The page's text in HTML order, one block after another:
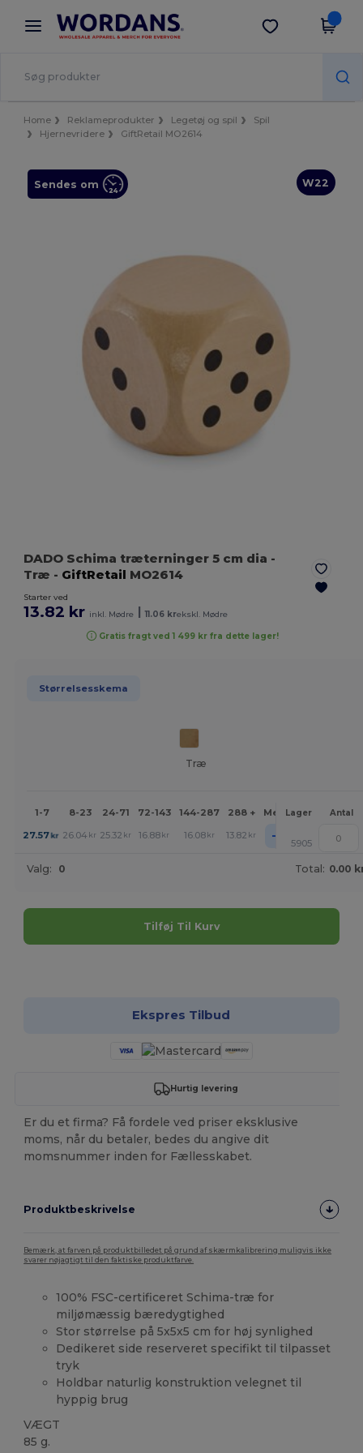
× Wordans-app
Bedre priser i appen!
Hent app
Home Reklameprodukter Legetøj og spil
Spil
Hjernevridere
GiftRetail MO2614
W22
Sendes om
DADO Schima træterninger 5 cm dia -
Træ - GiftRetail MO2614
Starter ved
13.82 kr inkl. Mødre 11.06 krekskl. Mødre
Gratis fragt ved 1 499 kr fra dette lager!
Størrelsesskema
Træ
1-7 8-23 24-71 72-143 144-287 288 + MereLager Antal
27.57kr 26.04 kr 25.32 kr 16.88 kr 16.08 kr 13.82 kr + 5905
Valg: 0 Total: 0.00
Tilføj Til Kurv
Ekspres Tilbud
Hurtig levering
Er du et firma? Få fordele ved priser eksklusive
moms, når du betaler, bedes du angive dit
momsnummer inden for Fællesskabet.
Produktbeskrivelse
Bemærk, at farven på produktbilledet på grund af skærmkalibrering muligvis ikke
svarer nøjagtigt til den faktiske produktfarve.
100% FSC-certificeret Schima-træ for
miljømæssig bæredygtighed
Stor størrelse på 5x5x5 cm for høj synlighed
Dedikeret side reserveret specifikt til tilpasset
tryk
Holdbar naturlig konstruktion velegnet til
hyppig brug
VÆGT
85 g.